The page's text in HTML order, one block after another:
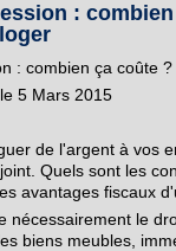
: combien
: combien ça coûte ?
5 Mars 2015
de l'argent à vos
Quels sont les
avantages fiscaux
nécessairement le
biens meubles,